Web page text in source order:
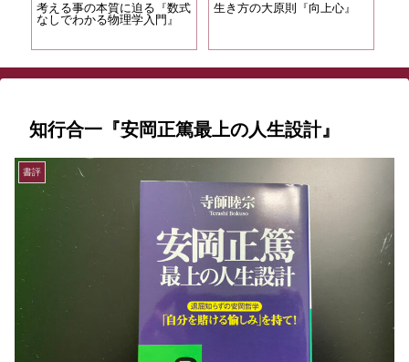
考える事の本質に迫る『数式
なしでわかる物理学入門』
生き方の大原則『向上心』
知行合一『安岡正篤最上の人生設計』
書評